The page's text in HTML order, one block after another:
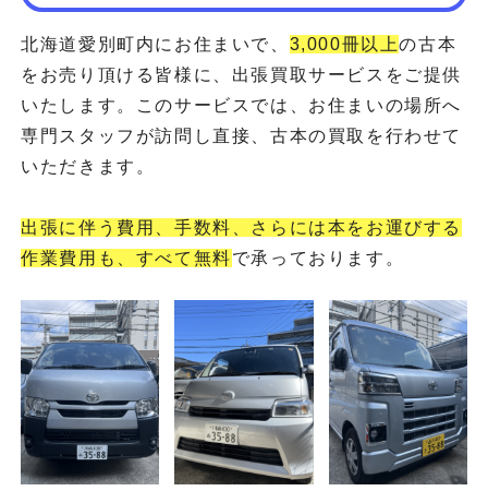
北海道愛別町内にお住まいで、 3,000冊以上の古本
をお売り頂ける皆様に、出張買取サービスをご提供
いたします。このサービスでは、お住まいの場所へ
専門スタッフが訪問し直接、古本の買取を行わせて
いただきます。
出張に伴う費用、手数料、さらには本をお運びする
作業費用も、すべて無料で承っております。